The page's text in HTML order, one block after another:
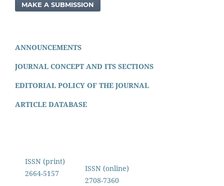
MAKE A SUBMISSION
ANNOUNCEMENTS
JOURNAL CONCEPT AND ITS SECTIONS
EDITORIAL POLICY OF THE JOURNAL
ARTICLE DATABASE
ISSN (print)
2664-5157
ISSN (online)
2708-7360